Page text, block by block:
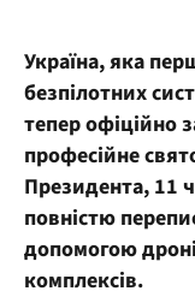
Україна, яка
безпілотних
тепер офіційно
професійне
Президента, 11
повністю
допомогою
комплексів.